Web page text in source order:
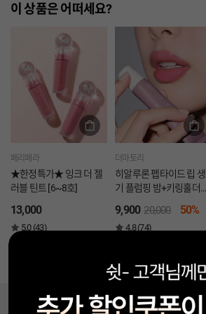
이 상품은 어떠세요?
페리페라
★한정특가★ 잉크 더 젤
러블 틴트 [6~8호]
13,000
5.0 (43)
더마토리
히알루론 펩타이드 립 생
기 플럼핑 밤+키링홀더
9,900 20,000 50%
4.8 (74)
Facebook Instagram